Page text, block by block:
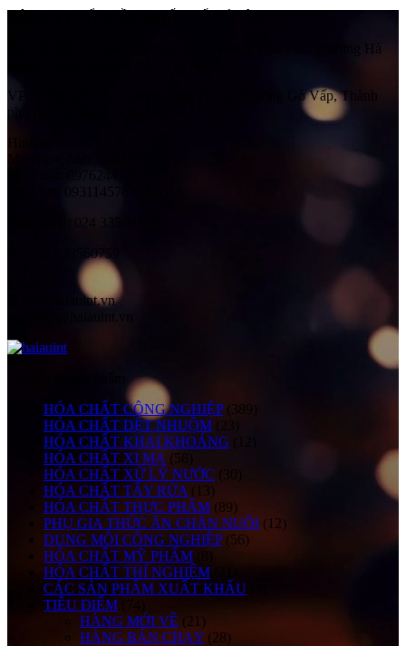
Số 41 Ngách 58 Ngõ 108, Đường Trần Phú, Phường Hà
VP HCM:
Số 525/1/10H Quang Trung, Phường Gò Vấp, Thành
phố Hồ Chí Minh, Việt Nam
Hotline:
Mr. Ngọc Anh: 0983565628
Mr. Tuấn: 0976244181 (HN)
Mr. Lâm: 0931145765 (SG)
024 33560759
haiau@haiauint.vn
HÓA CHẤT CÔNG NGHIỆP (389)
HÓA CHẤT DỆT NHUỘM (23)
HÓA CHẤT KHAI KHOÁNG
HÓA CHẤT XI MẠ (58)
HÓA CHẤT XỬ LÝ NƯỚC (30)
HÓA CHẤT TẨY RỬA (13)
HÓA CHẤT THỰC PHẨM (89)
PHỤ GIA THỨC ĂN CHĂN NUÔI (12)
DUNG MÔI CÔNG NGHIỆP (56)
HÓA CHẤT MỸ PHẨM
(8)
HÓA CHẤT THÍ NGHIỆM
CÁC SẢN PHẨM XUẤT KHẨU
TIÊU ĐIỂM
(74)
HÀNG MỚI VỀ (21)
HÀNG BÁN CHẠY (28)